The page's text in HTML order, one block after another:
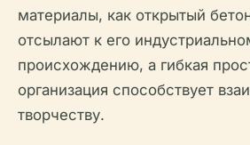
материалы, как открытый
отсылают к его
происхождению, а гибкая
организация способствует
творчеству.